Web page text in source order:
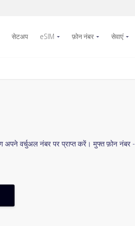
सेटअप eSIM फ़ोन नंबर सेवाएं
अपने वर्चुअल नंबर पर प्राप्त करें। मुफ्त फ़ोन नंबर -